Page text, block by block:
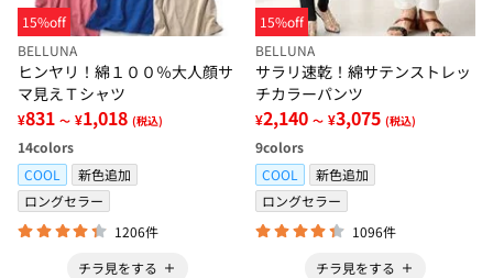
15%off
BELLUNA
ヒンヤリ！綿１００％大人顔サ
マ見えＴシャツ
¥831 ～ ¥1,018 (税込)
14colors
COOL
新色追加
ロングセラー
1206件
チラ見をする
15%off
BELLUNA
サラリ速乾！綿サテンストレッ
チカラーパンツ
¥2,140 ～ ¥3,075 (税込)
9colors
COOL
新色追加
ロングセラー
1096件
チラ見をする